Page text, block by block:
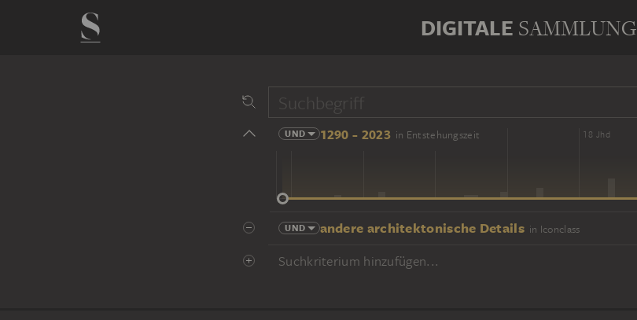
DIGITALE SAMMLUNG
UND 1290 - 2023 in Entstehungszeit
14 Jhd 16 Jhd 18 Jhd
UND andere architektonische Details in Iconclass
Suchkriterium hinzufügen...